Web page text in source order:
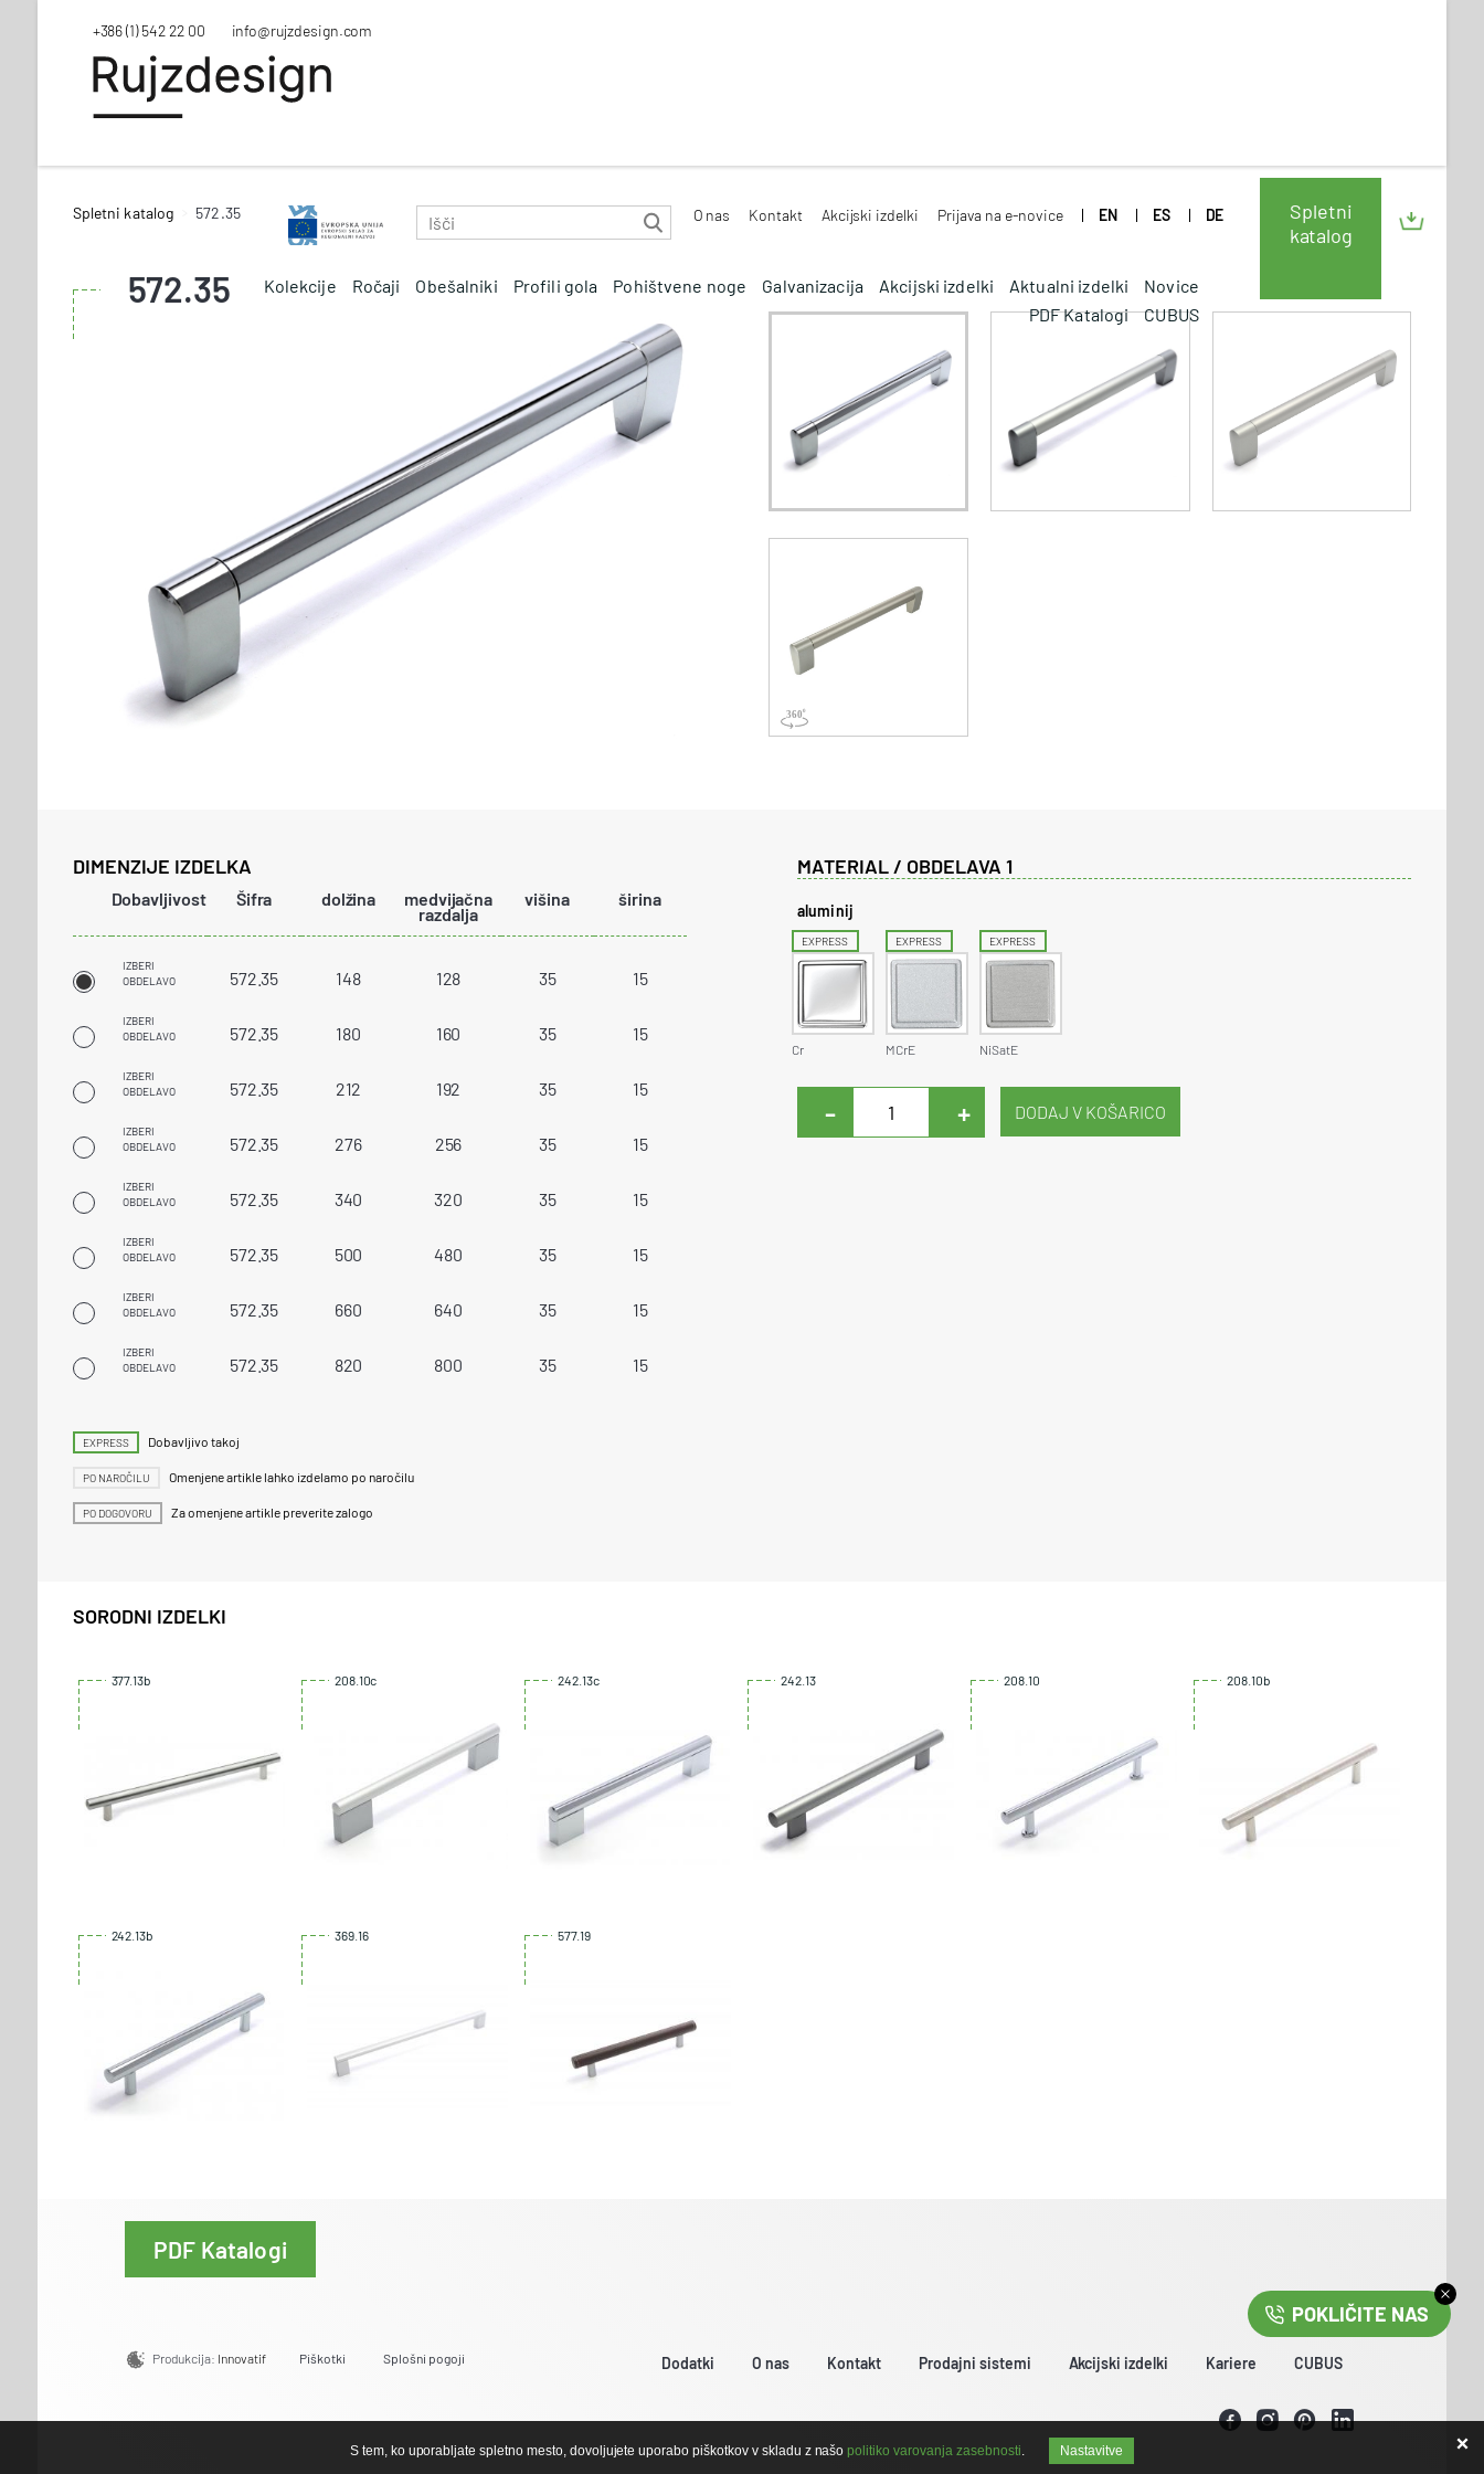
+386 (1) 542 22 00 info@rujzdesign.com
O nas Kontakt Akcijski izdelki Prijava na e-novice EN ES DE
Kolekcije Ročaji Obešalniki Profili gola Pohištvene noge Galvanizacija Akcijski izdelki Aktualni izdelki
Novice
PDF Katalogi
CUBUS
Spletni
katalog
Spletni katalog 572.35
572.35
DIMENZIJE IZDELKA
Dobavljivost Šifra dolžina medvijačna
razdalja
višina širina
IZBERI
OBDELAVO
572.35 148 128 35 15
IZBERI
OBDELAVO
572.35 180 160 35 15
IZBERI
OBDELAVO
572.35 212 192 35 15
IZBERI
OBDELAVO
572.35 276 256 35 15
IZBERI
OBDELAVO
572.35 340 320 35 15
IZBERI
OBDELAVO
572.35 500 480 35 15
IZBERI
OBDELAVO
572.35 660 640 35 15
IZBERI
OBDELAVO
572.35 820 800 35 15
EXPRESS Dobavljivo takoj
PO NAROČILU Omenjene artikle lahko izdelamo po naročilu
PO DOGOVORU Za omenjene artikle preverite zalogo
MATERIAL / OBDELAVA 1
aluminij
EXPRESS
Cr
EXPRESS
MCrE
EXPRESS
NiSatE
- +
SORODNI IZDELKI
377.13b 208.10c 242.13c 242.13 208.10 208.10b
242.13b 369.16 577.19
PDF Katalogi
Produkcija: Innovatif Piškotki Splošni pogoji Dodatki O nas Kontakt Prodajni sistemi Akcijski izdelki Kariere CUBUS
POKLIČITE NAS
S tem, ko uporabljate spletno mesto, dovoljujete uporabo piškotkov v skladu z našopolitiko varovanja zasebnosti. Nastavitve